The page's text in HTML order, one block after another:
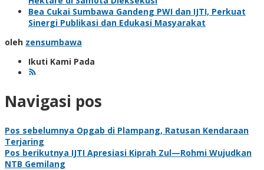
Bea Cukai Sumbawa Gandeng PWI dan IJTI, Perkuat
Sinergi Publikasi dan Edukasi Masyarakat
oleh zensumbawa
Ikuti Kami Pada
Navigasi pos
Pos sebelumnya Opgab di Plampang, Ratusan Kendaraan
Terjaring
Pos berikutnya IJTI Apresiasi Kiprah Zul—Rohmi Wujudkan
NTB Gemilang